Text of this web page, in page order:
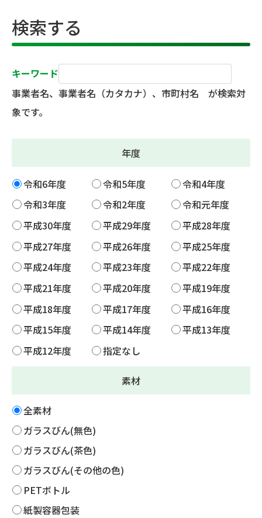
検索する
キーワード
事業者名、事業者名（カタカナ）、市町村名 が検索対
象です。
年度
令和6年度 令和5年度
令和4年度
令和3年度
令和2年度
令和元年度
平成30年度
平成29年度
平成28年度
平成27年度
平成26年度
平成25年度
平成24年度
平成23年度
平成22年度
平成21年度
平成20年度
平成19年度
平成18年度
平成17年度
平成16年度
平成15年度
平成14年度
平成13年度
平成12年度
指定なし
素材
全素材
ガラスびん(無色)
ガラスびん(茶色)
ガラスびん(その他の色)
PETボトル
紙製容器包装